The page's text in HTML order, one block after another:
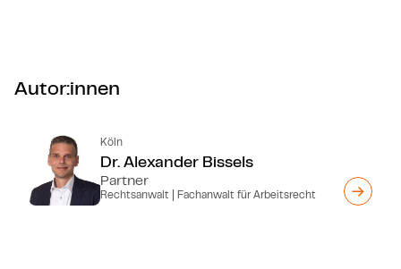
Autor:innen
Köln
Dr. Alexander Bissels
Partner
Rechtsanwalt | Fachanwalt für Arbeitsrecht